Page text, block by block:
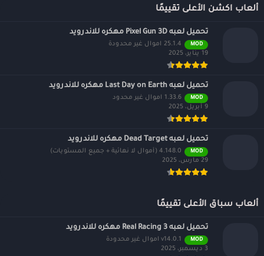
ألعاب اكشن الأعلى تقييمًا
تحميل لعبه Pixel Gun 3D مهكره للاندرويد
MOD
25.1.4 اموال غير محدودة
19 يناير، 2025
تحميل لعبه Last Day on Earth مهكره للاندرويد
MOD
1.33.6 اموال غير محدود
9 أبريل، 2025
تحميل لعبه Dead Target مهكره للاندرويد
MOD
4.148.0 (أموال لا نهائية + جميع المستويات)
29 مارس، 2025
ألعاب سباق الأعلى تقييمًا
تحميل لعبه Real Racing 3 مهكره للاندرويد
MOD
v14.0.1 اموال غير محدودة
3 ديسمبر، 2025